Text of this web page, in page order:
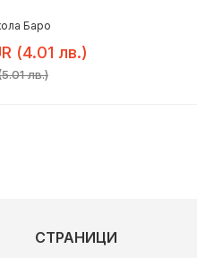
Баро
(4.01 лв.)
лв.)
СТРАНИЦИ